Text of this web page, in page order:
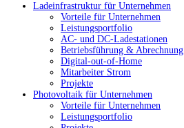
Ladeinfrastruktur für Unternehmen
Vorteile für Unternehmen
Leistungsportfolio
AC- und DC-Ladestationen
Betriebsführung & Abrechnung
Digital-out-of-Home
Mitarbeiter Strom
Projekte
Photovoltaik für Unternehmen
Vorteile für Unternehmen
Leistungsportfolio